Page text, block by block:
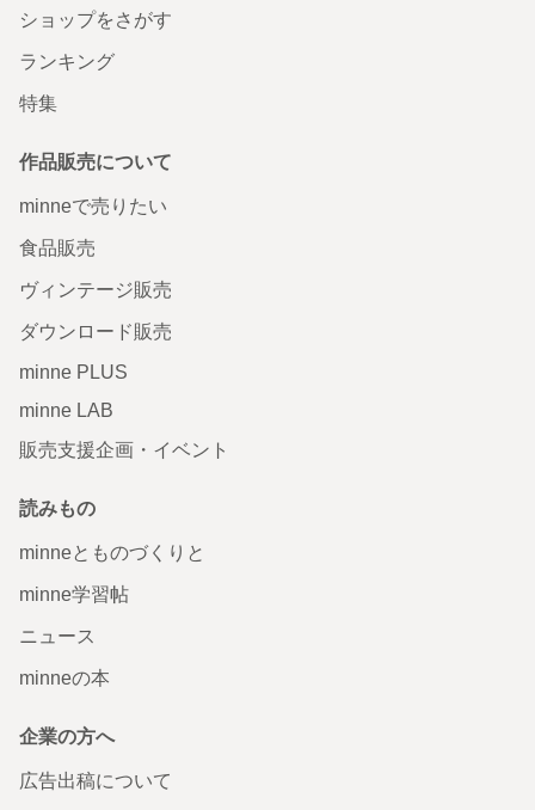
ショップをさがす
ランキング
特集
作品販売について
minneで売りたい
食品販売
ヴィンテージ販売
ダウンロード販売
minne PLUS
minne LAB
販売支援企画・イベント
読みもの
minneとものづくりと
minne学習帖
ニュース
minneの本
企業の方へ
広告出稿について